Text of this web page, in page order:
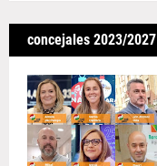
concejales 2023/2027